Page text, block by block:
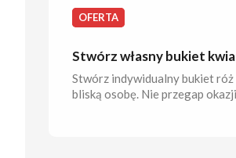
OFERTA
Stwórz własny bukiet
Stwórz indywidualny bukiet
bliską osobę. Nie przegap